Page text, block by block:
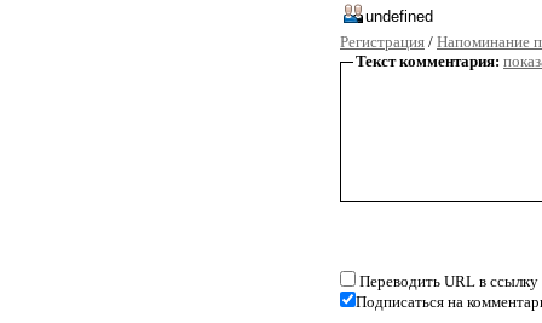
Регистрация / Напоминание
Текст комментария:
Переводить URL в ссылку
Подписаться на